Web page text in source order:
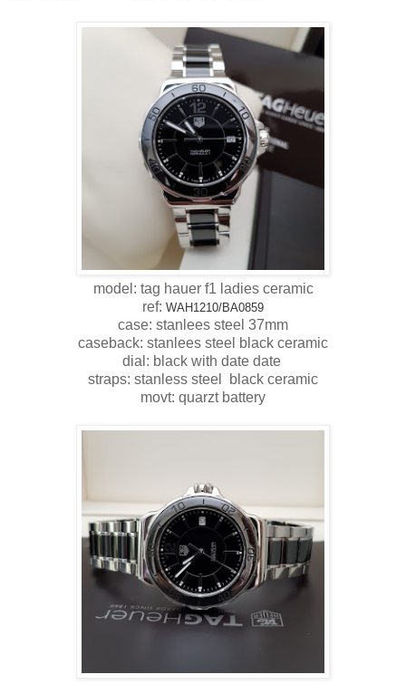
model: tag hauer f1 ladies ceramic
ref: WAH1210/BA0859
case: stanlees steel 37mm
caseback: stanlees steel black ceramic
dial: black with date date
straps: stanless steel black ceramic
movt: quarzt battery